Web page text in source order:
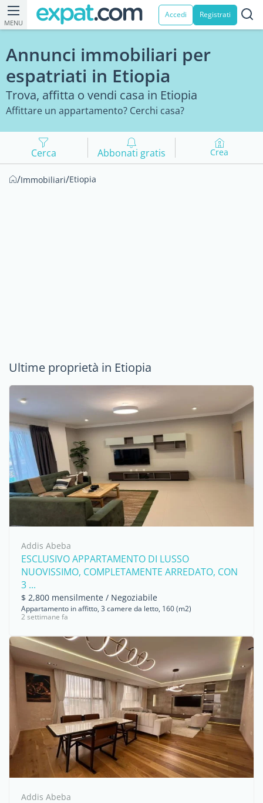
MENU
Accedi Registrati
Annunci immobiliari per
espatriati in Etiopia
Trova, affitta o vendi casa in Etiopia
Affittare un appartamento? Cerchi casa?
Cerca Abbonati gratis Crea
/Immobiliari/Etiopia
Ultime proprietà in Etiopia
Addis Abeba
ESCLUSIVO APPARTAMENTO DI LUSSO
NUOVISSIMO, COMPLETAMENTE ARREDATO, CON
3 ...
$ 2,800 mensilmente / Negoziabile
Appartamento in affitto, 3 camere da letto, 160 (m2)
2 settimane fa
Addis Abeba